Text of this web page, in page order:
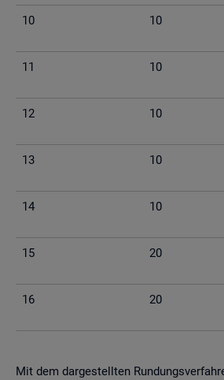
10 10
11 10
12 10
13 10
14 10
15 20
16 20
Mit dem dar­ge­stell­ten